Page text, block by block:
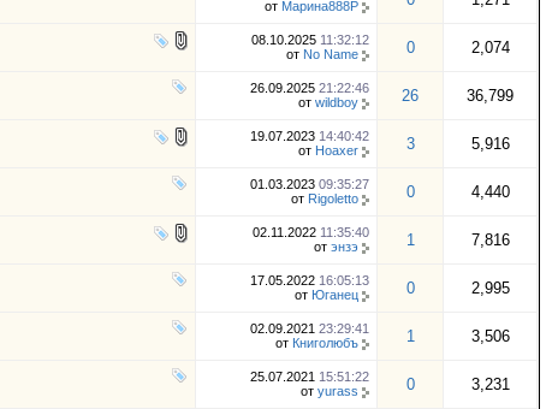
от Марина888Р
08.10.2025 11:32:12
от No Name 0 2,074
26.09.2025 21:22:46
от wildboy 26 36,799
19.07.2023 14:40:42
от Hoaxer 3 5,916
01.03.2023 09:35:27
от Rigoletto 0 4,440
02.11.2022 11:35:40
от энзэ 1 7,816
17.05.2022 16:05:13
от Юганец 0 2,995
02.09.2021 23:29:41
от Книголюбъ 1 3,506
25.07.2021 15:51:22
от yurass 0 3,231